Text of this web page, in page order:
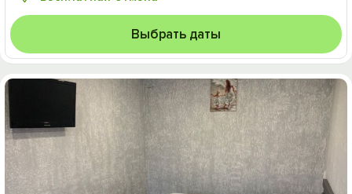
Выбрать даты